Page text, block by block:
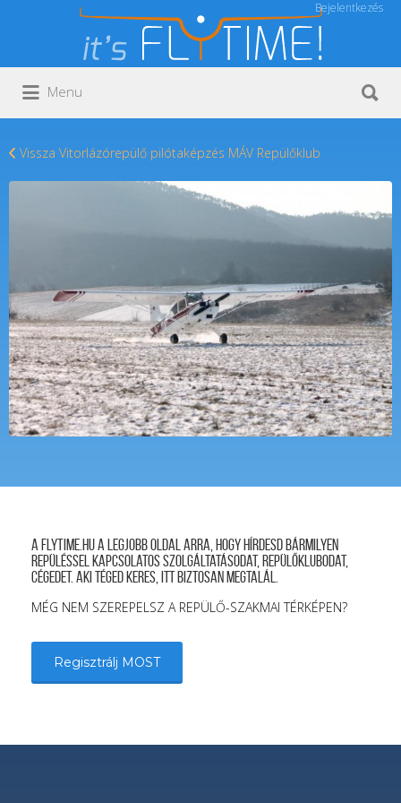
Bejelentkezés
Keresés:
Menu
Vissza Vitorlázórepülő pilótaképzés MÁV Repülőklub
A FLYTIME.HU a legjobb oldal arra, hogy hírdesd bármilyen
repüléssel kapcsolatos szolgáltatásodat, repülőklubodat,
cégedet. Aki téged keres, itt biztosan megtalál.
MÉG NEM SZEREPELSZ A REPÜLŐ-SZAKMAI TÉRKÉPEN?
Regisztrálj MOST